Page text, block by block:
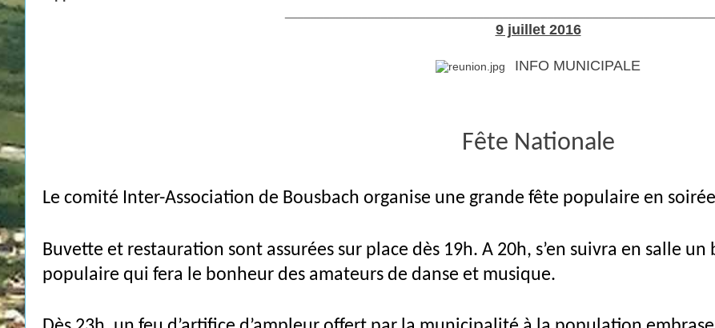
9 juillet 2016
INFO MUNICIPALE
Fête Nationale
Le comité Inter-Association de Bousbach organise une grande fête populaire en
Buvette et restauration sont assurées sur place dès 19h. A 20h, s’en suivra en salle
populaire qui fera le bonheur des amateurs de danse et musique.